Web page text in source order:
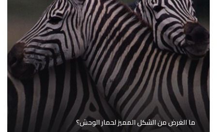
ما الغرض من الشكل المميز لحمار الوحش؟